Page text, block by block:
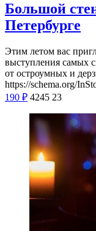
Большой
Петербурге
Этим летом вас
выступления самых
от остроумных и
https://schema.org/
190 ₽ 4245 23